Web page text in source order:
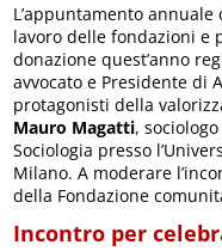
L’appuntamento
lavoro delle fondazioni e
donazione quest’anno
avvocato e Presidente di
protagonisti della
Mauro Magatti,
Sociologia presso
Milano. A moderare
della Fondazione
Incontro per